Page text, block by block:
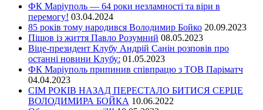
ФК Маріуполь — 64 роки незламності та віри в
перемогу! 03.04.2024
85 років тому народився Володимир Бойко 20.09.2023
Пішов із життя Павло Розумний 08.05.2023
Віце-президент Клубу Андрій Санін розповів про
останні новини Клубу: 01.05.2023
ФК Маріуполь припинив співпрацю з ТОВ Паріматч
04.04.2023
СІМ РОКІВ НАЗАД ПЕРЕСТАЛО БИТИСЯ СЕРЦЕ
ВОЛОДИМИРА БОЙКА 10.06.2022